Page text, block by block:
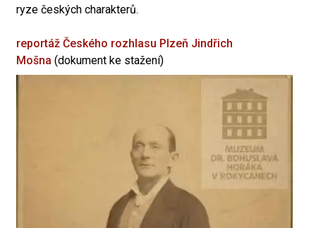
ryze českých charakterů.
reportáž Českého rozhlasu Plzeň Jindřich
Mošna (dokument ke stažení)